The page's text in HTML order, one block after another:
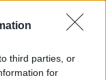
third parties, or
for
λογαριασμό